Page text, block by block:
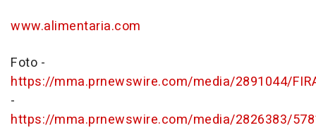
www.alimentaria.com
Foto -
https://mma.prnewswire.com/media/2891044/
-
https://mma.prnewswire.com/media/2826383/